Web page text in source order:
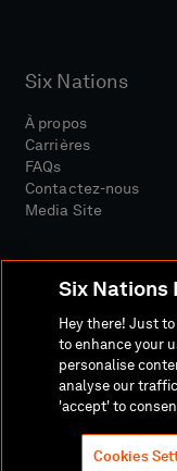
Six Nations
À propos
Carrières
FAQs
Contactez-nous
Media Site
Site Média
Politique De
Politique Sociale
Six Nations
Hey there! Just
to enhance your
personalise
analyse our
'accept' to
Cookies